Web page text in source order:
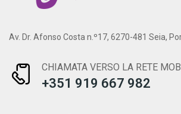
Av. Dr. Afonso Costa n.º17, 6270-481 Seia,
CHIAMATA VERSO LA RETE
+351 919 667 982